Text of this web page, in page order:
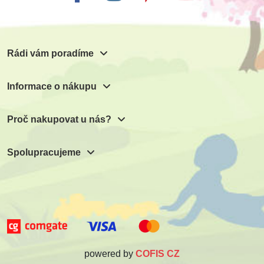
Rádi vám poradíme
Informace o nákupu
Proč nakupovat u nás?
Spolupracujeme
powered by COFIS CZ